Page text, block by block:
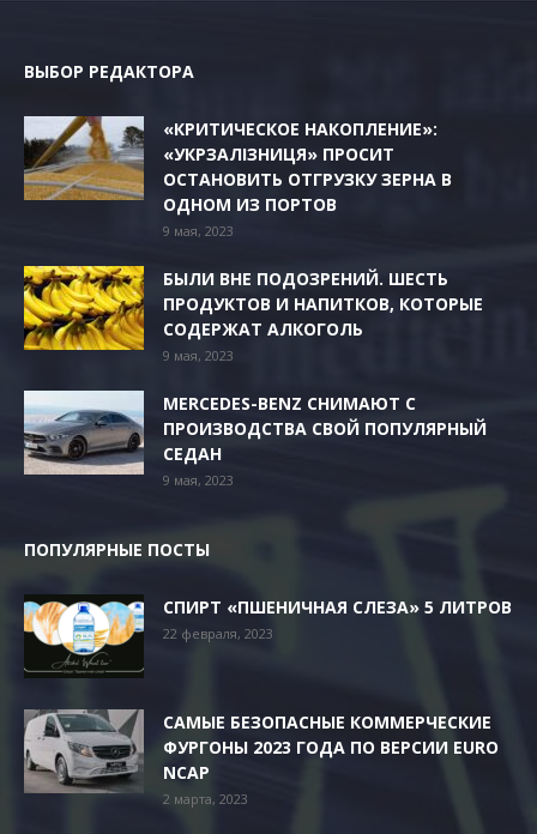
ВЫБОР РЕДАКТОРА
«КРИТИЧЕСКОЕ НАКОПЛЕНИЕ»:
«УКРЗАЛІЗНИЦЯ» ПРОСИТ
ОСТАНОВИТЬ ОТГРУЗКУ ЗЕРНА В
ОДНОМ ИЗ ПОРТОВ
9 мая, 2023
БЫЛИ ВНЕ ПОДОЗРЕНИЙ. ШЕСТЬ
ПРОДУКТОВ И НАПИТКОВ, КОТОРЫЕ
СОДЕРЖАТ АЛКОГОЛЬ
9 мая, 2023
MERCEDES-BENZ СНИМАЮТ С
ПРОИЗВОДСТВА СВОЙ ПОПУЛЯРНЫЙ
СЕДАН
9 мая, 2023
ПОПУЛЯРНЫЕ ПОСТЫ
СПИРТ «ПШЕНИЧНАЯ СЛЕЗА» 5 ЛИТРОВ
22 февраля, 2023
САМЫЕ БЕЗОПАСНЫЕ КОММЕРЧЕСКИЕ
ФУРГОНЫ 2023 ГОДА ПО ВЕРСИИ EURO
NCAP
2 марта, 2023